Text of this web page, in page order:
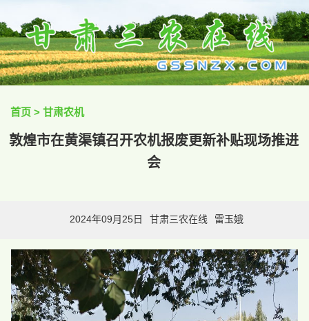
首页 > 甘肃农机
敦煌市在黄渠镇召开农机报废更新补贴现场推进
会
2024年09月25日 甘肃三农在线 雷玉娥